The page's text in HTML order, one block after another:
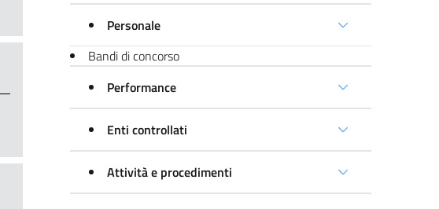
Personale
Bandi di concorso
Performance
Enti controllati
Attività e procedimenti